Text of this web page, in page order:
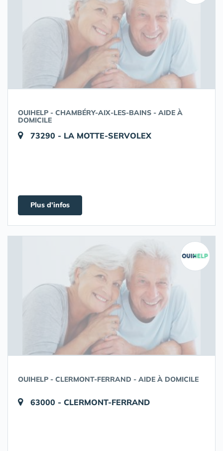
OUIHELP - CHAMBÉRY-AIX-LES-BAINS - AIDE À
DOMICILE
73290 - LA MOTTE-SERVOLEX
Plus d'infos
OUIHELP - CLERMONT-FERRAND - AIDE À DOMICILE
63000 - CLERMONT-FERRAND